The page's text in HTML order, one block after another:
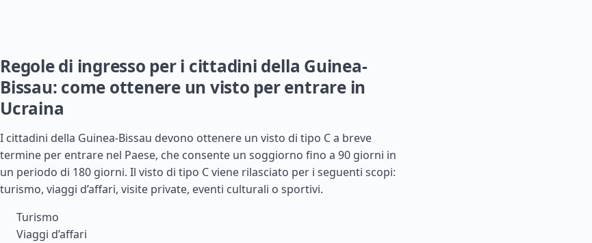
Regole di ingresso per i cittadini della Guinea-
Bissau: come ottenere un visto per entrare in
Ucraina
I cittadini della Guinea-Bissau devono ottenere un visto di tipo C a breve
termine per entrare nel Paese, che consente un soggiorno fino a 90 giorni in
un periodo di 180 giorni. Il visto di tipo C viene rilasciato per i seguenti scopi:
turismo, viaggi d’affari, visite private, eventi culturali o sportivi.
Turismo
Viaggi d’affari